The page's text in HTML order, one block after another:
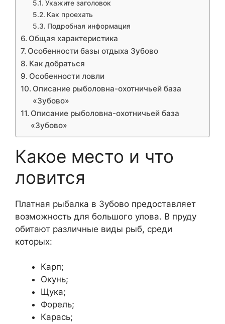
Укажите заголовок
Как проехать
Подробная информация
Общая характеристика
Особенности базы отдыха Зубово
Как добраться
Особенности ловли
Описание рыболовна-охотничьей база
«Зубово»
Описание рыболовна-охотничьей база
«Зубово»
Какое место и что
ловится
Платная рыбалка в Зубово предоставляет
возможность для большого улова. В пруду
обитают различные виды рыб, среди
которых:
Карп;
Окунь;
Щука;
Форель;
Карась;